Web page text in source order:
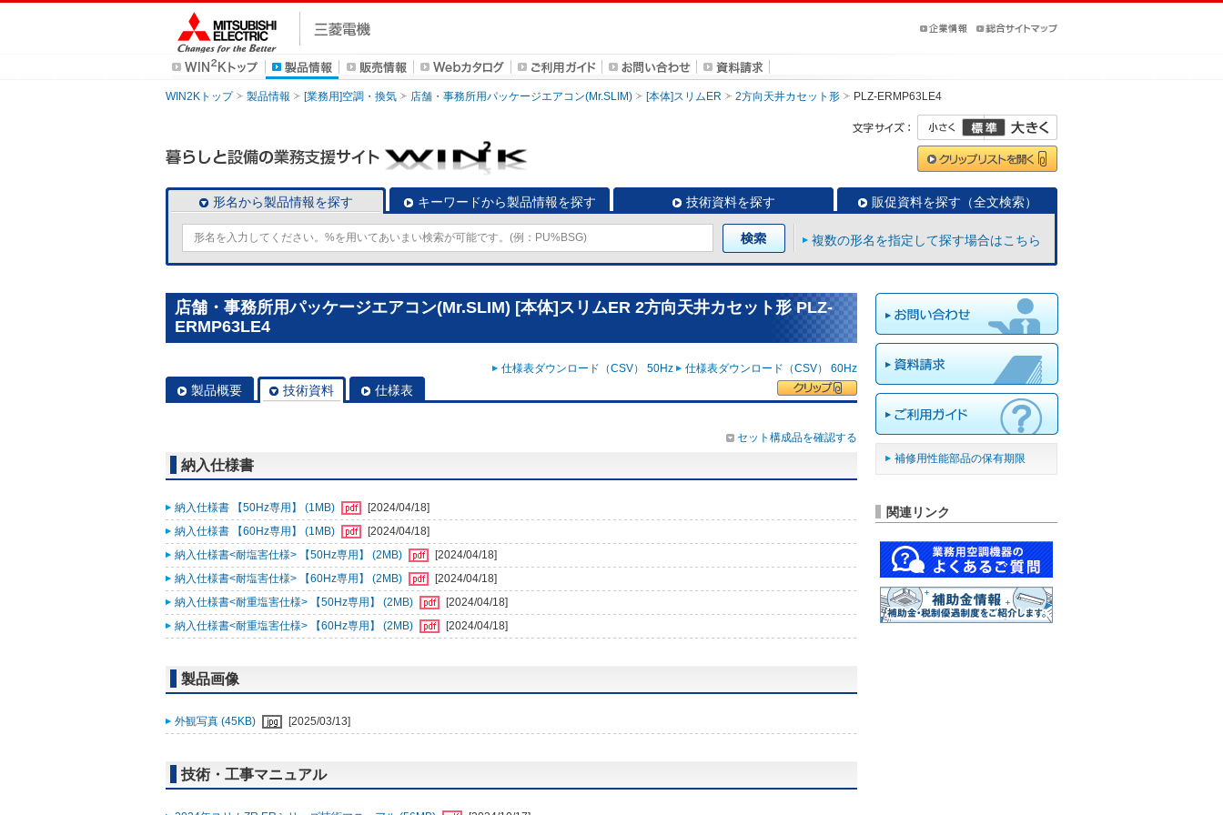
WIN2Kトップ 製品情報 [業務用]空調・換気 店舗・事務所用パッケージエアコン(Mr.SLIM) [本体]スリムER 2方向天井カセット形 PLZ-ERMP63LE4
形名から製品情報を探す キーワードから製品情報を探す 技術資料を探す 販促資料を探す（全文検索）
複数の形名を指定して探す場合はこちら
店舗・事務所用パッケージエアコン(Mr.SLIM) [本体]スリムER 2方向天井カセット形 PLZ-
ERMP63LE4
仕様表ダウンロード（CSV） 50Hz 仕様表ダウンロード（CSV） 60Hz
製品概要 技術資料 仕様表
セット構成品を確認する
納入仕様書
納入仕様書 【50Hz専用】 (1MB)
[2024/04/18]
納入仕様書 【60Hz専用】 (1MB)
[2024/04/18]
納入仕様書<耐塩害仕様> 【50Hz専用】 (2MB)
[2024/04/18]
納入仕様書<耐塩害仕様> 【60Hz専用】 (2MB)
[2024/04/18]
納入仕様書<耐重塩害仕様> 【50Hz専用】 (2MB)
[2024/04/18]
納入仕様書<耐重塩害仕様> 【60Hz専用】 (2MB)
[2024/04/18]
製品画像
外観写真 (45KB) [2025/03/13]
技術・工事マニュアル
補修用性能部品の保有期限
関連リンク